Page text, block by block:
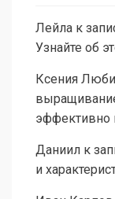
Лейла к
Узнайте об
Ксения
эффективно
Даниил к
и